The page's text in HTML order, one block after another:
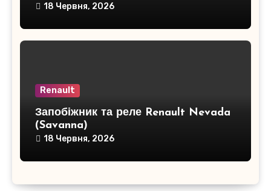
18 Червня, 2026
Renault
Запобіжник та реле Renault Nevada
(Savanna)
18 Червня, 2026